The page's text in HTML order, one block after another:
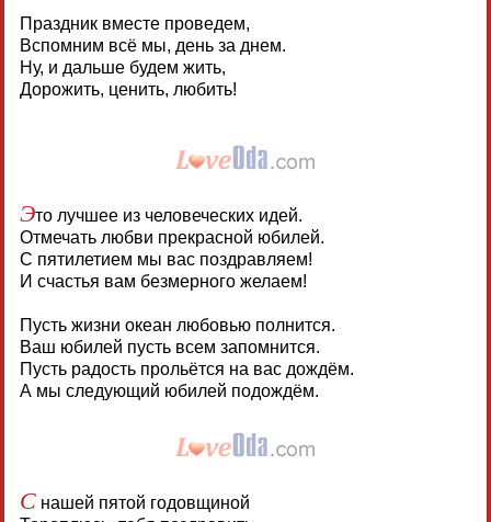
Праздник вместе проведем,
Вспомним всё мы, день за днем.
Ну, и дальше будем жить,
Дорожить, ценить, любить!
Это лучшее из человеческих идей.
Отмечать любви прекрасной юбилей.
С пятилетием мы вас поздравляем!
И счастья вам безмерного желаем!
Пусть жизни океан любовью полнится.
Ваш юбилей пусть всем запомнится.
Пусть радость прольётся на вас дождём.
А мы следующий юбилей подождём.
Снашей пятой годовщиной